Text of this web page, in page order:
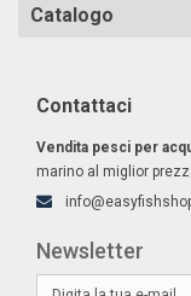
Catalogo
Contattaci
Vendita pesci per
marino al miglior
Newsletter